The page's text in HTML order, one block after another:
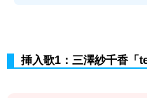
挿入歌1：三澤紗千香「